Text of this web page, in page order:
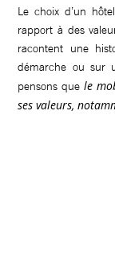
Le choix d’un
rapport à des
racontent une
démarche ou sur
pensons quele
ses valeurs,